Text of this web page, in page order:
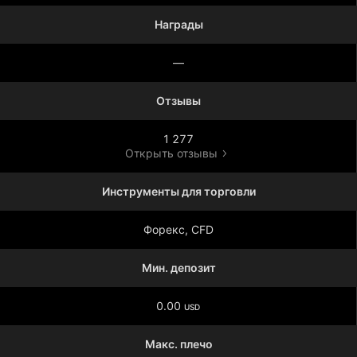
Награды
—
Отзывы
1 277
Открыть отзывы
Инструменты для торговли
Форекс, CFD
Мин. депозит
0.00 USD
Макс. плечо